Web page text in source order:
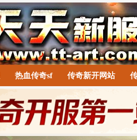
热血传奇sf 传奇新开网站